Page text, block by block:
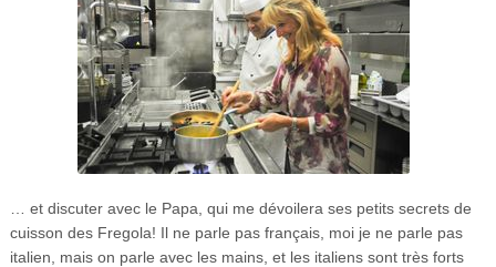
… et discuter avec le Papa, qui me dévoilera ses petits secrets de
cuisson des Fregola! Il ne parle pas français, moi je ne parle pas
italien, mais on parle avec les mains, et les italiens sont très forts